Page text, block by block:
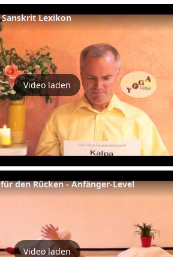
Lexikon
Video laden
den Rücken - Anfänger-Level
Video laden